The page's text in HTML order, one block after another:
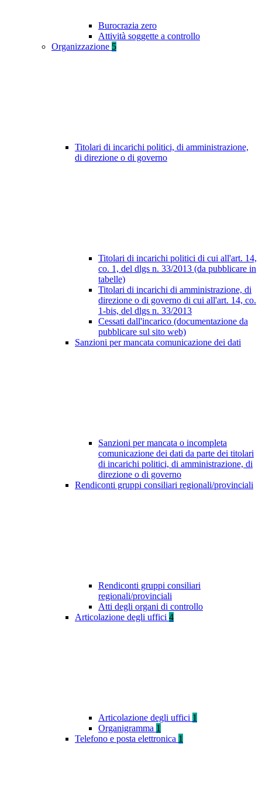
Burocrazia zero
Attività soggette a controllo
Organizzazione 5
Titolari di incarichi politici, di amministrazione,
di direzione o di governo
Titolari di incarichi politici di cui all'art. 14,
co. 1, del dlgs n. 33/2013 (da pubblicare in
tabelle)
Titolari di incarichi di amministrazione, di
direzione o di governo di cui all'art. 14, co.
1-bis, del dlgs n. 33/2013
Cessati dall'incarico (documentazione da
pubblicare sul sito web)
Sanzioni per mancata comunicazione dei dati
Sanzioni per mancata o incompleta
comunicazione dei dati da parte dei titolari
di incarichi politici, di amministrazione, di
direzione o di governo
Rendiconti gruppi consiliari regionali/provinciali
Rendiconti gruppi consiliari
regionali/provinciali
Atti degli organi di controllo
Articolazione degli uffici 4
Articolazione degli uffici 1
Organigramma 1
Telefono e posta elettronica 1